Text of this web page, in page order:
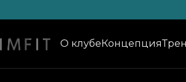
О клубеКонцепция